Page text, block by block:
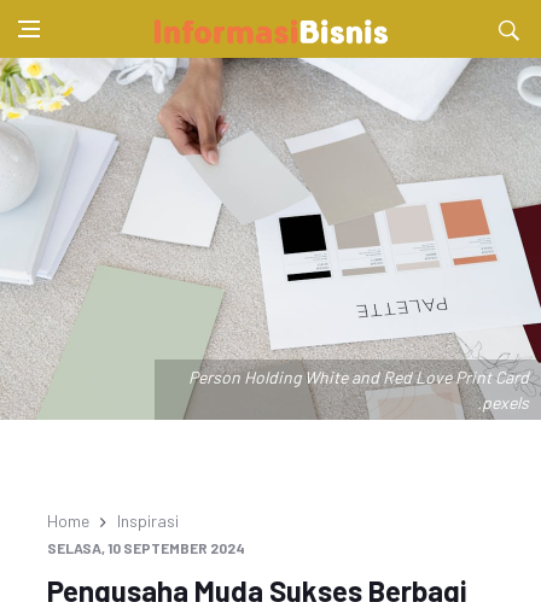
Person Holding White and Red Love Print Card
.pexels
Home Inspirasi
SELASA, 10 SEPTEMBER 2024
Pengusaha Muda Sukses Berbagi